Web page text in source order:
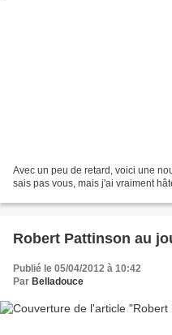
Avec un peu de retard, voici une
sais pas vous, mais j'ai vraiment
Robert Pattinson au
Publié le 05/04/2012 à 10:42
Par Belladouce